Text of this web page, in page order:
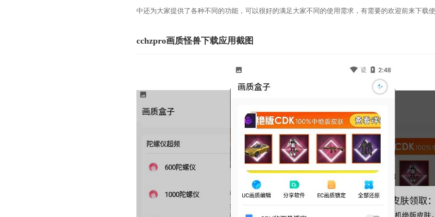
中还为大家提供了各种不同的功能，可以很好的满足大家不同的使用需求，有需要的欢迎前来下载
cchzpro画质怪兽下载应用截图